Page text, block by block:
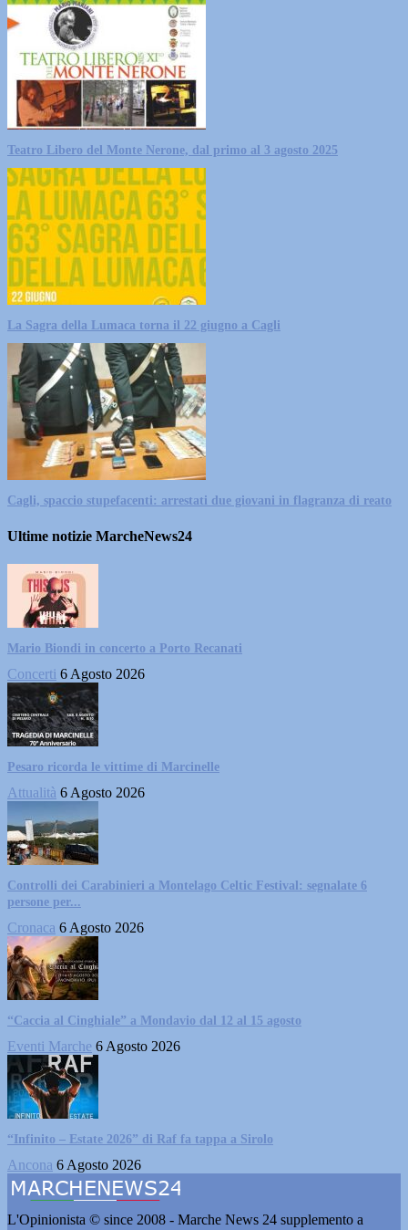
Teatro Libero del Monte Nerone, dal primo al 3 agosto 2025
La Sagra della Lumaca torna il 22 giugno a Cagli
Cagli, spaccio stupefacenti: arrestati due giovani in flagranza di reato
Ultime notizie MarcheNews24
Mario Biondi in concerto a Porto Recanati
Concerti 6 Agosto 2026
Pesaro ricorda le vittime di Marcinelle
Attualità 6 Agosto 2026
Controlli dei Carabinieri a Montelago Celtic Festival: segnalate 6
persone per...
Cronaca 6 Agosto 2026
“Caccia al Cinghiale” a Mondavio dal 12 al 15 agosto
Eventi Marche 6 Agosto 2026
“Infinito – Estate 2026” di Raf fa tappa a Sirolo
Ancona 6 Agosto 2026
L'Opinionista © since 2008 - Marche News 24 supplemento a